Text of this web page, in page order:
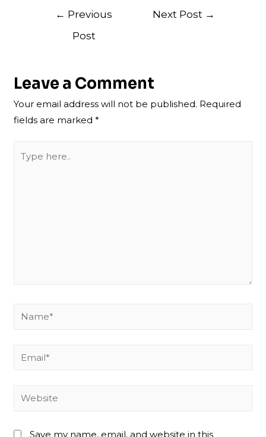
Post
navigation
← Previous
Post
Next Post →
Leave a Comment
Your email address will not be published. Required
fields are marked*
here..
Name*
Email*
Website
Save my name, email, and website in this